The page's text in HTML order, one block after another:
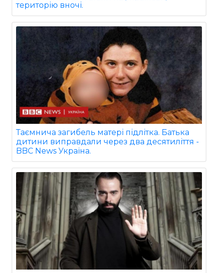
територію вночі.
Таємнича загибель матері підлітка. Батька
дитини виправдали через два десятиліття -
BBC News Україна.